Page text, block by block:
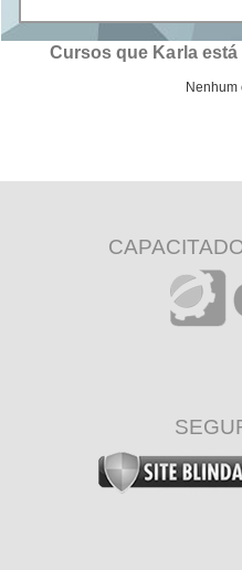
Cursos que Karla está
Nenhum